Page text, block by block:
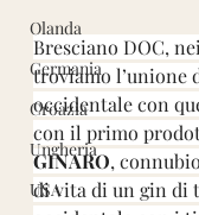
Olanda
Germania
Croazia
Ungheria
USA
Bresciano DOC,
troviamo l’unione
occidentale con
con il primo
GINARO,
di vita di un gin di